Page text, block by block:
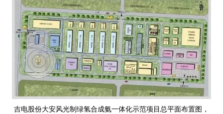
吉电股份大安风光制绿氢合成氨一体化示范项目总平面布置图，